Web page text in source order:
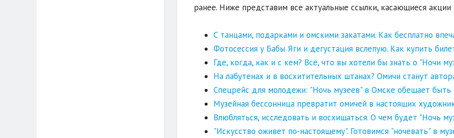
ранее. Ниже представим все актуальные ссылки, касающиеся акции
С танцами, подарками и омскими закатами. Как бесплатно
Фотосессия у Бабы Яги и дегустация вслепую. Как купить
Где, когда, как и с кем? Всё, что вы хотели бы знать о "Ночи
На лабутенах и в восхитительных штанах? Омичи станут
Спецрейс для молодежи: "Ночь музеев" в Омске обещает быть
Музейная бессонница превратит омичей в настоящих
Влюбляться, исследовать и восхищаться. О чем будет "Ночь
"Искусство оживет по-настоящему". Готовимся "ночевать" в